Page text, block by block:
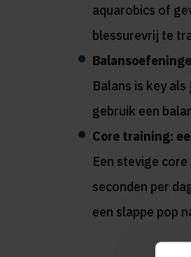
aquarobics of
blessurevrij te
Balans is key
gebruik een
Core training:
Een stevige
seconden per
een slappe pop